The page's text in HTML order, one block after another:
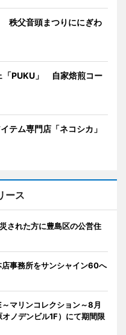
秩父音頭まつりににぎわ
「PUKU」 自家焙煎コー
テム専門店「ネコシカ」
ース
された方に豊島区の公営住
事務所をサンシャイン60へ
～マリンコレクション～8月
ノデンビル1F）にて期間限